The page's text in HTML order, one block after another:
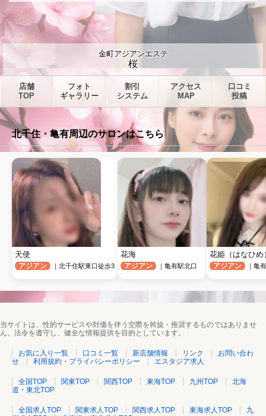
金町アジアンエステ
桜
店舗
TOP
フォト
ギャラリー
割引
システム
アクセス
MAP
口コミ
投稿
北千住・亀有周辺のサロンはこちら
天使
アジアン ｜北千住駅東口徒歩3
花海
アジアン ｜亀有駅北口
花姫（はなひめ
アジアン ｜亀
当サイトは、性的サービスや対価を伴う交際を斡旋・推奨するものではありませ
ん。法令を遵守し、健全な情報提供を目的としています。
お気に入り一覧 口コミ一覧 新店舗情報 リンク
お問い合わ
せ
利用規約・プライバシーポリシー エスタジア求人
全国TOP 関東TOP 関西TOP 東海TOP 九州TOP
北海
道・東北TOP
全国求人TOP 関東求人TOP 関西求人TOP 東海求人TOP
九